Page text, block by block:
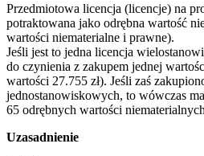
Przedmiotowa licencja (licencje) na
potraktowana jako odrębna wartość
wartości niematerialne i prawne).
Jeśli jest to jedna licencja
do czynienia z zakupem jednej
wartości 27.755 zł). Jeśli zaś
jednostanowiskowych, to wówczas
65 odrębnych wartości
Uzasadnienie